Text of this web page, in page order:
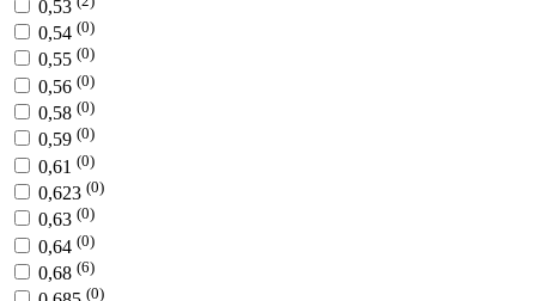
0,53
0,54 (0)
0,55 (0)
0,56 (0)
0,58 (0)
0,59 (0)
0,61 (0)
0,623 (0)
0,63 (0)
0,64 (0)
0,68 (6)
(0)